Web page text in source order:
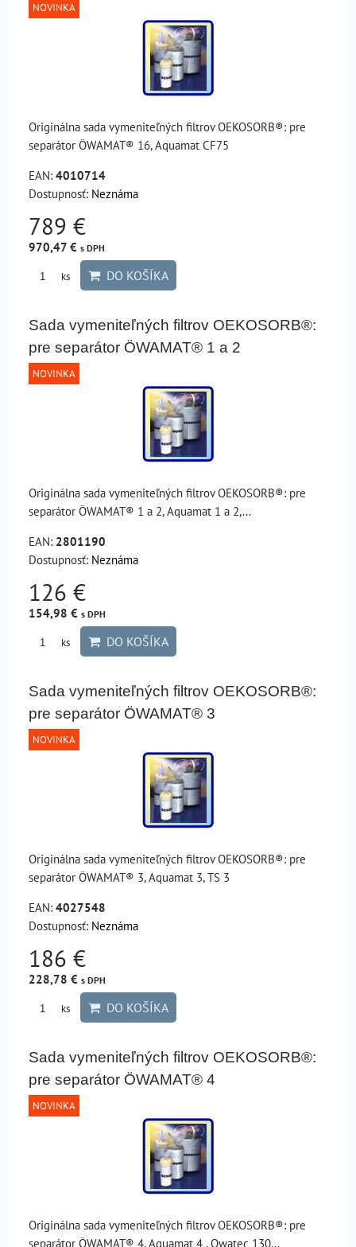
NOVINKA
Originálna sada vymeniteľných filtrov OEKOSORB®: pre
separátor ÖWAMAT® 16, Aquamat CF75
EAN: 4010714
Dostupnosť: Neznáma
789 €
970,47 € s DPH
ks DO KOŠÍKA
Sada vymeniteľných filtrov OEKOSORB®:
pre separátor ÖWAMAT® 1 a 2
NOVINKA
Originálna sada vymeniteľných filtrov OEKOSORB®: pre
separátor ÖWAMAT® 1 a 2, Aquamat 1 a 2,...
EAN: 2801190
Dostupnosť: Neznáma
126 €
154,98 € s DPH
ks DO KOŠÍKA
Sada vymeniteľných filtrov OEKOSORB®:
pre separátor ÖWAMAT® 3
NOVINKA
Originálna sada vymeniteľných filtrov OEKOSORB®: pre
separátor ÖWAMAT® 3, Aquamat 3, TS 3
EAN: 4027548
Dostupnosť: Neznáma
186 €
228,78 € s DPH
ks DO KOŠÍKA
Sada vymeniteľných filtrov OEKOSORB®:
pre separátor ÖWAMAT® 4
NOVINKA
Originálna sada vymeniteľných filtrov OEKOSORB®: pre
separátor ÖWAMAT® 4, Aquamat 4 , Owatec 130...